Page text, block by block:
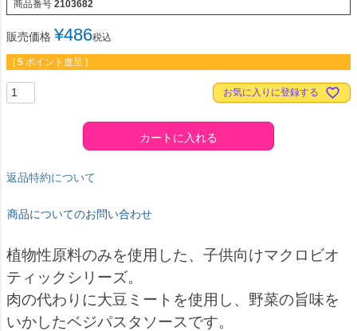
商品番号 2103682
販売価格 ¥486税込
[ 5 ポイント進呈 ]
お気に入りに登録する
カートに入れる
返品特約について
商品についてのお問い合わせ
植物性原料のみを使用した、子供向けマクロビオ
ティックシリーズ。
肉の代わりに大豆ミートを使用し、野菜の旨味を
いかしたベジパスタソースです。